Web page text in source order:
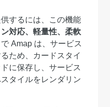
するには、この機能
対応、軽量性、柔軟
Amap は、サービス
ため、カードスタイ
に保存し、サービス
タイルをレンダリン